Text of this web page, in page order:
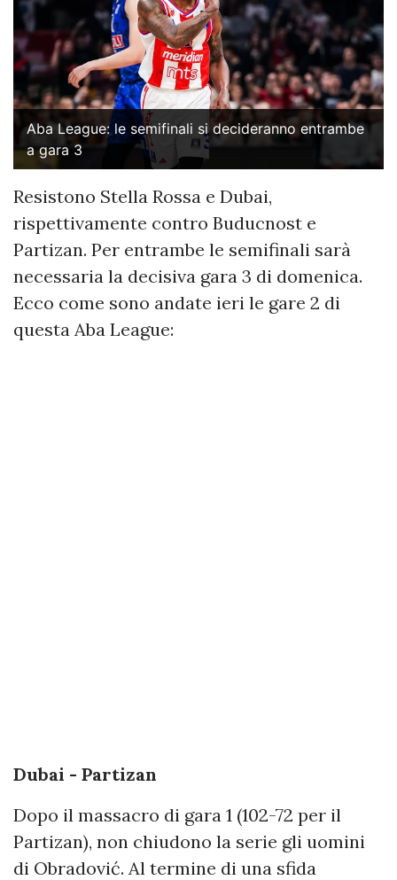
Aba League: le semifinali si decideranno entrambe
a gara 3
Resistono Stella Rossa e Dubai,
rispettivamente contro Buducnost e
Partizan. Per entrambe le semifinali sarà
necessaria la decisiva gara 3 di domenica.
Ecco come sono andate ieri le gare 2 di
questa Aba League:
Dubai - Partizan
Dopo il massacro di gara 1 (102-72 per il
Partizan), non chiudono la serie gli uomini
di Obradović. Al termine di una sfida